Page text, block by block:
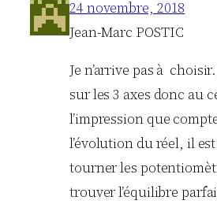
24 novembre, 2018
Jean-Marc POSTIC
Je n’arrive pas à
sur les 3 axes donc au
l’impression que
l’évolution du réel, il
tourner les
trouver l’équilibre